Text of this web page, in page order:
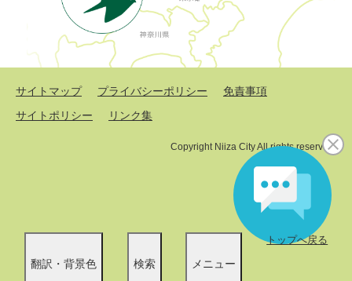
翻訳・背景色 検索 メニュー
トップへ戻る
サイトマップ プライバシーポリシー
免責事項
サイトポリシー
リンク集
Copyright Niiza City All rights reserved.